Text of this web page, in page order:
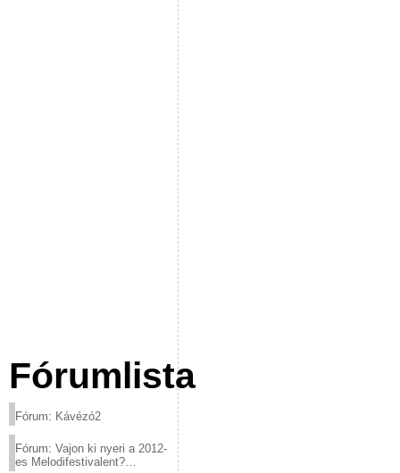
Fórumlista
Fórum: Kávézó2
Fórum: Vajon ki nyeri a 2012-
es Melodifestivalent?